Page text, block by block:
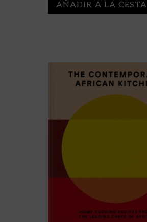
AÑADIR A LA CESTA